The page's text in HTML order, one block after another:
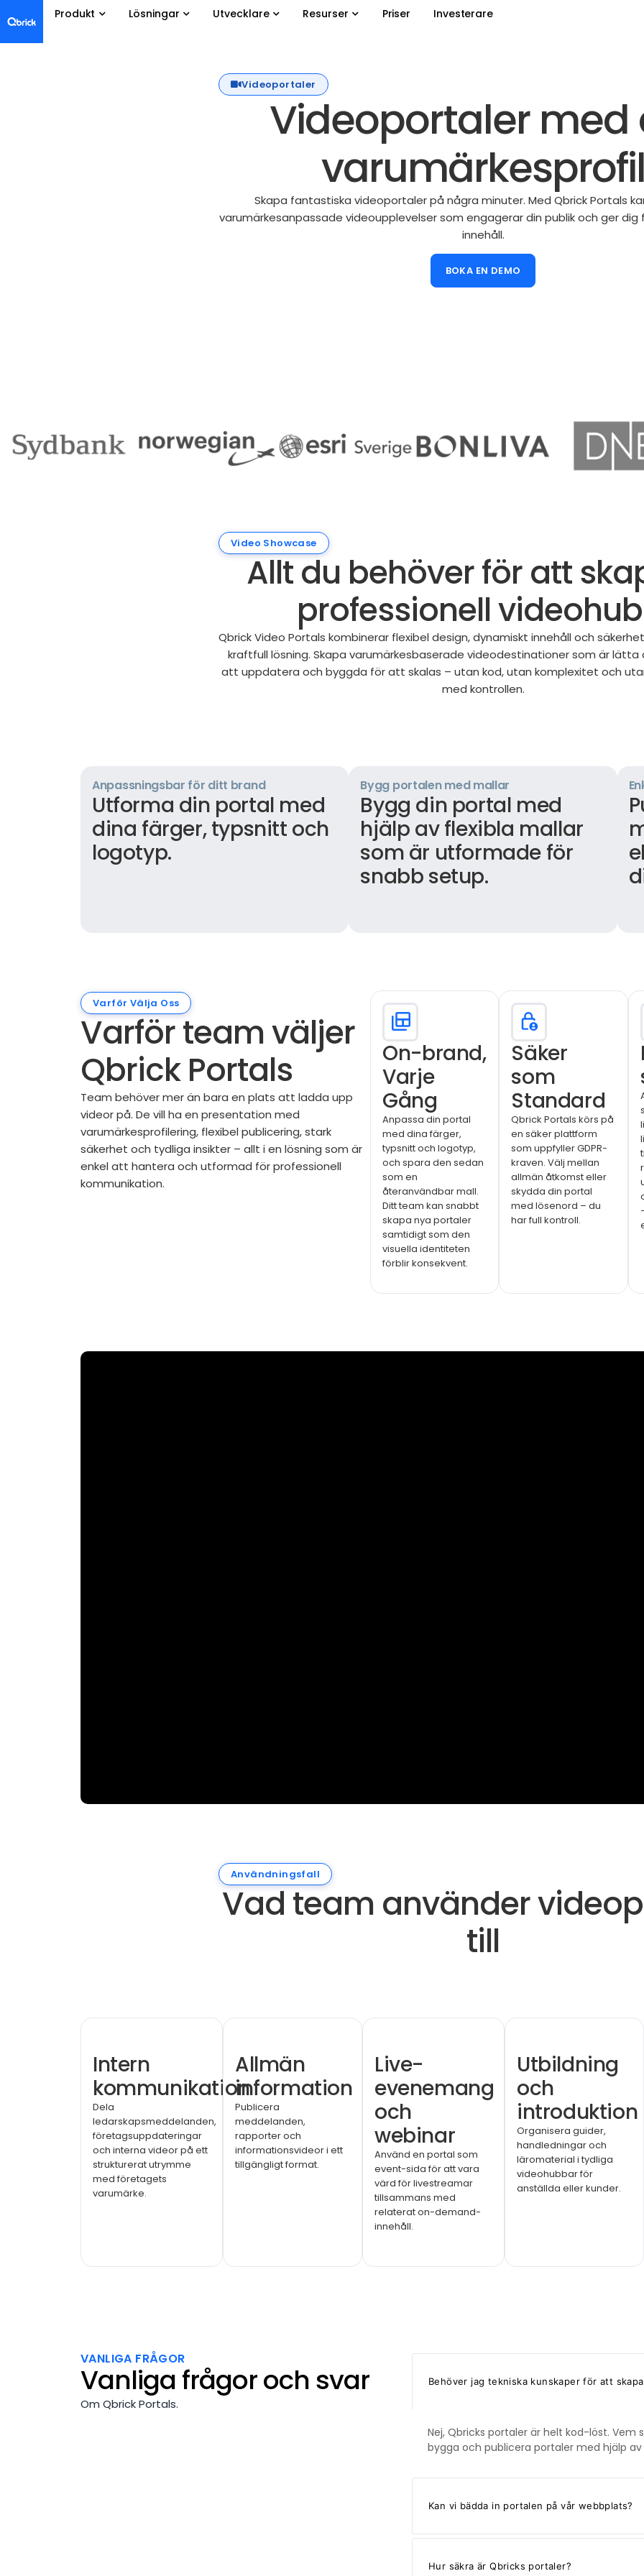
Produkt Lösningar Utvecklare Resurser Priser Investerare
Videoportaler
Videoportaler med
varumärkesprofil
Skapa fantastiska videoportaler på några minuter. Med Qbrick Portals
varumärkesanpassade videoupplevelser som engagerar din publik och ger dig
innehåll.
BOKA EN DEMO
Video Showcase
Allt du behöver för att
professionell
Qbrick Video Portals kombinerar flexibel design, dynamiskt innehåll och
kraftfull lösning. Skapa varumärkesbaserade videodestinationer som är
att uppdatera och byggda för att skalas – utan kod, utan komplexitet och
med kontrollen.
Anpassningsbar för ditt brand
Utforma din portal med
dina färger, typsnitt och
logotyp.
Bygg portalen med mallar
Bygg din portal med
hjälp av flexibla mallar
som är utformade för
snabb setup.
Varför Välja Oss
Varför team väljer
Qbrick Portals
Team behöver mer än bara en plats att ladda upp
videor på. De vill ha en presentation med
varumärkesprofilering, flexibel publicering, stark
säkerhet och tydliga insikter – allt i en lösning som är
enkel att hantera och utformad för professionell
kommunikation.
On-brand,
Varje
Gång
Anpassa din portal
med dina färger,
typsnitt och logotyp,
och spara den sedan
som en
återanvändbar mall.
Ditt team kan snabbt
skapa nya portaler
samtidigt som den
visuella identiteten
förblir konsekvent.
Säker
som
Standard
Qbrick Portals körs på
en säker plattform
som uppfyller GDPR-
kraven. Välj mellan
allmän åtkomst eller
skydda din portal
med lösenord – du
har full kontroll.
Användningsfall
Vad team använder
till
Intern
kommunikation
Dela
ledarskapsmeddelanden,
företagsuppdateringar
och interna videor på ett
strukturerat utrymme
med företagets
varumärke.
Allmän
information
Publicera
meddelanden,
rapporter och
informationsvideor i ett
tillgängligt format.
Live-
evenemang
och
webinar
Använd en portal som
event-sida för att vara
värd för livestreamar
tillsammans med
relaterat on-demand-
innehåll.
Utbildning
och
introduktion
Organisera guider,
handledningar och
läromaterial i tydliga
videohubbar för
anställda eller kunder.
VANLIGA FRÅGOR
Vanliga frågor och svar
Om Qbrick Portals.
Behöver jag tekniska kunskaper för att
Nej, Qbricks portaler är helt kod-löst.
bygga och publicera portaler med hjälp av
Kan vi bädda in portalen på vår webbplats?
Hur säkra är Qbricks portaler?